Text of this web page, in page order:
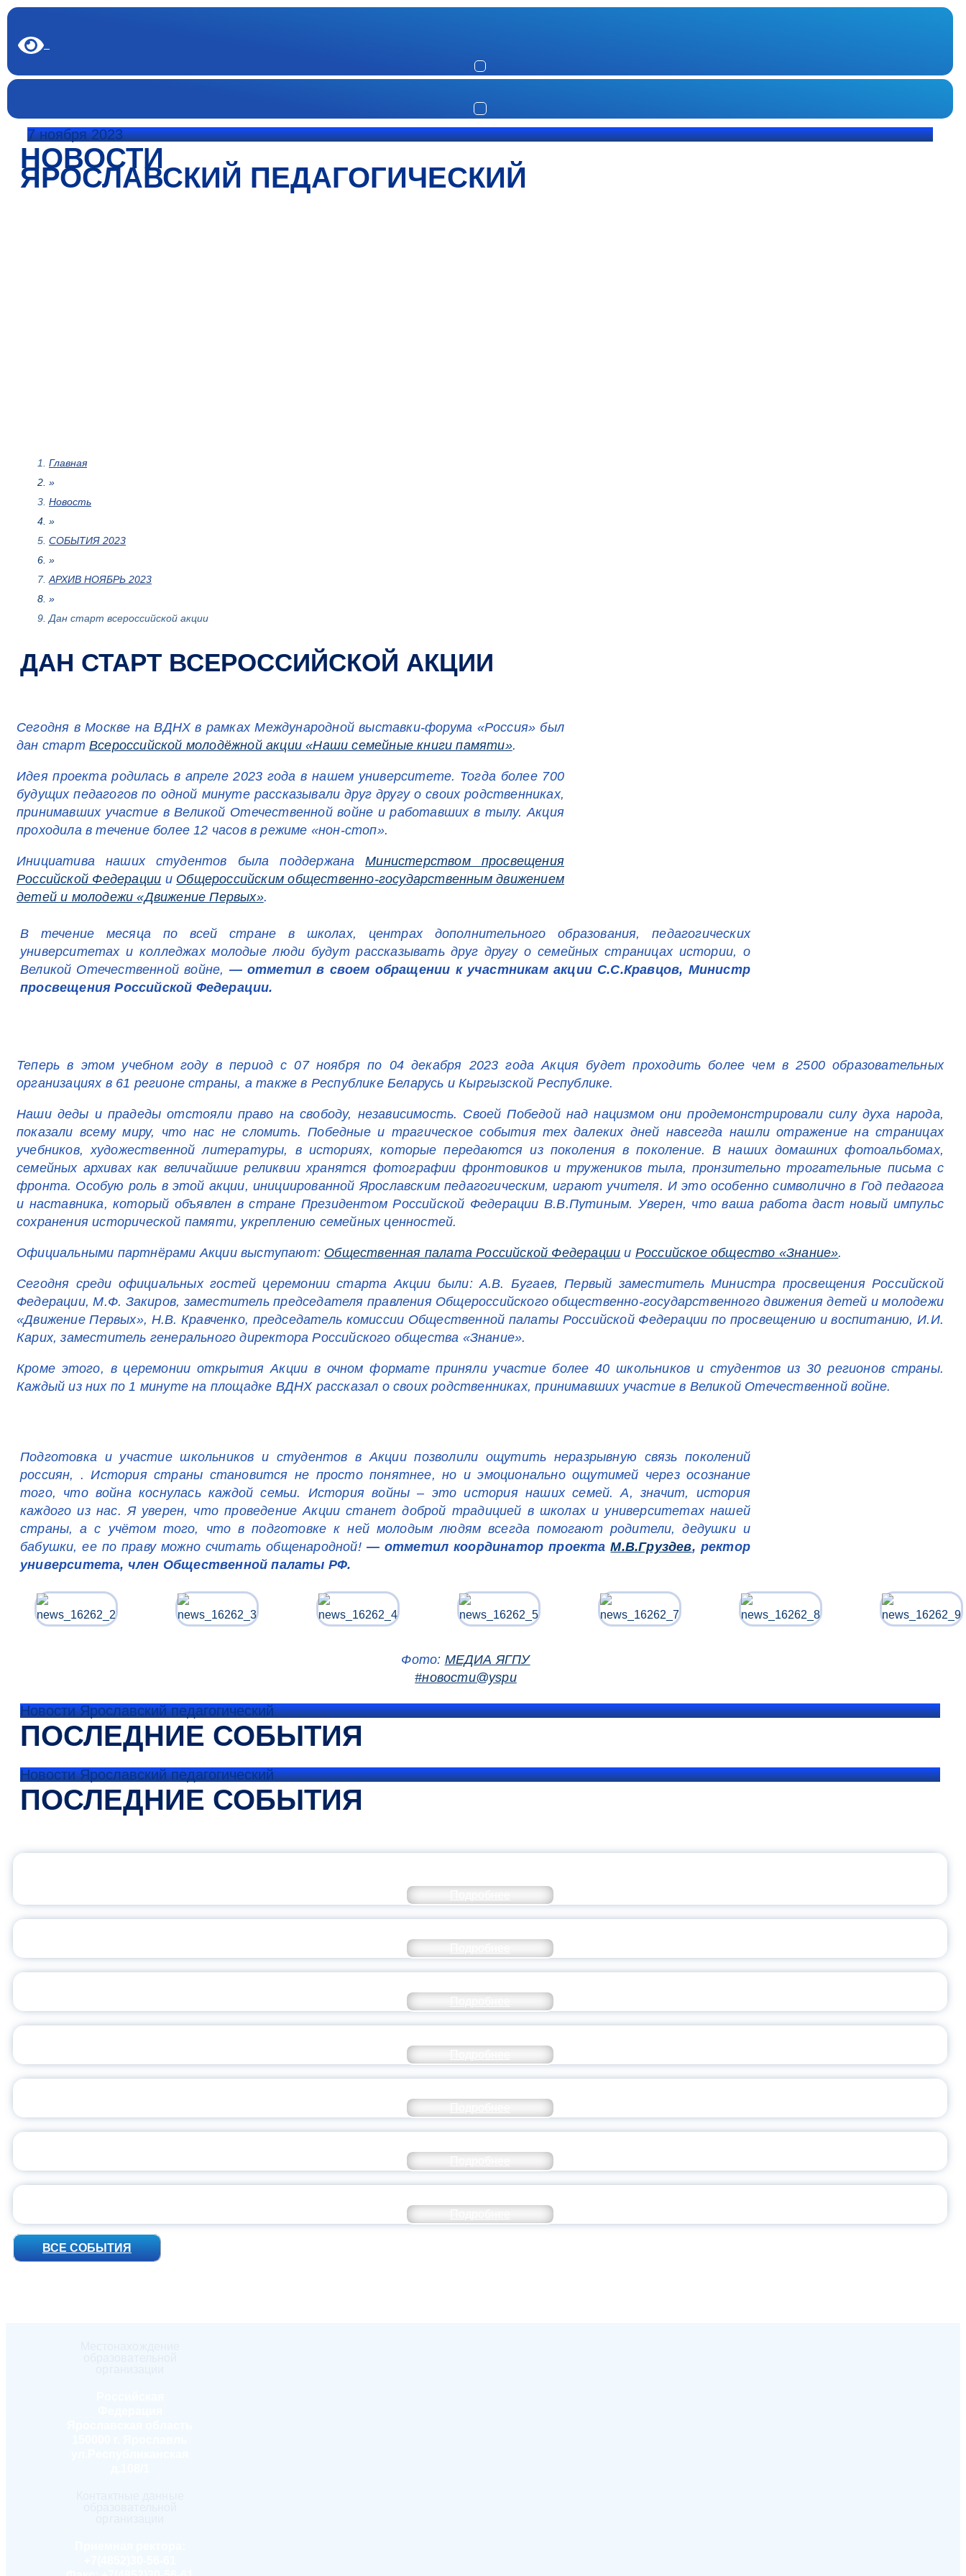
7 ноября 2023
НОВОСТИ
ЯРОСЛАВСКИЙ ПЕДАГОГИЧЕСКИЙ
Главная
»
Новость
»
СОБЫТИЯ 2023
»
АРХИВ НОЯБРЬ 2023
»
Дан старт всероссийской акции
ДАН СТАРТ ВСЕРОССИЙСКОЙ АКЦИИ
Сегодня в Москве на ВДНХ в рамках Международной выставки-форума «Россия» был
дан старт Всероссийской молодёжной акции «Наши семейные книги памяти».
Идея проекта родилась в апреле 2023 года в нашем университете. Тогда более 700
будущих педагогов по одной минуте рассказывали друг другу о своих родственниках,
принимавших участие в Великой Отечественной войне и работавших в тылу. Акция
проходила в течение более 12 часов в режиме «нон-стоп».
Инициатива наших студентов была поддержанаМинистерством просвещения
Российской Федерации и Общероссийским общественно-государственным движением
детей и молодежи «Движение Первых».
В течение месяца по всей стране в школах, центрах дополнительного образования, педагогических
университетах и колледжах молодые люди будут рассказывать друг другу о семейных страницах истории, о
Великой Отечественной войне, — отметил в своем обращении к участникам акции С.С.Кравцов, Министр
просвещения Российской Федерации.
Теперь в этом учебном году в период с 07 ноября по 04 декабря 2023 года Акция будет проходить более чем в 2500 образовательных
организациях в 61 регионе страны, а также в Республике Беларусь и Кыргызской Республике.
Наши деды и прадеды отстояли право на свободу, независимость. Своей Победой над нацизмом они продемонстрировали силу духа народа,
показали всему миру, что нас не сломить. Победные и трагическое события тех далеких дней навсегда нашли отражение на страницах
учебников, художественной литературы, в историях, которые передаются из поколения в поколение. В наших домашних фотоальбомах,
семейных архивах как величайшие реликвии хранятся фотографии фронтовиков и тружеников тыла, пронзительно трогательные письма с
фронта. Особую роль в этой акции, инициированной Ярославским педагогическим, играют учителя. И это особенно символично в Год педагога
и наставника, который объявлен в стране Президентом Российской Федерации В.В.Путиным. Уверен, что ваша работа даст новый импульс
сохранения исторической памяти, укреплению семейных ценностей.
Официальными партнёрами Акции выступают: Общественная палата Российской Федерации и Российское общество «Знание».
Сегодня среди официальных гостей церемонии старта Акции были: А.В. Бугаев, Первый заместитель Министра просвещения Российской
Федерации, М.Ф. Закиров, заместитель председателя правления Общероссийского общественно-государственного движения детей и молодежи
«Движение Первых», Н.В. Кравченко, председатель комиссии Общественной палаты Российской Федерации по просвещению и воспитанию, И.И.
Карих, заместитель генерального директора Российского общества «Знание».
Кроме этого, в церемонии открытия Акции в очном формате приняли участие более 40 школьников и студентов из 30 регионов страны.
Каждый из них по 1 минуте на площадке ВДНХ рассказал о своих родственниках, принимавших участие в Великой Отечественной войне.
Подготовка и участие школьников и студентов в Акции позволили ощутить неразрывную связь поколений
россиян, . История страны становится не просто понятнее, но и эмоционально ощутимей через осознание
того, что война коснулась каждой семьи. История войны – это история наших семей. А, значит, история
каждого из нас. Я уверен, что проведение Акции станет доброй традицией в школах и университетах нашей
страны, а с учётом того, что в подготовке к ней молодым людям всегда помогают родители, дедушки и
бабушки, ее по праву можно считать общенародной! — отметил координатор проектаМ.В.Груздев, ректор
университета, член Общественной палаты РФ.
Фото: МЕДИА ЯГПУ
#новости@yspu
Новости Ярославский педагогический
ПОСЛЕДНИЕ СОБЫТИЯ
Новости Ярославский педагогический
ПОСЛЕДНИЕ СОБЫТИЯ
ВСЕ СОБЫТИЯ